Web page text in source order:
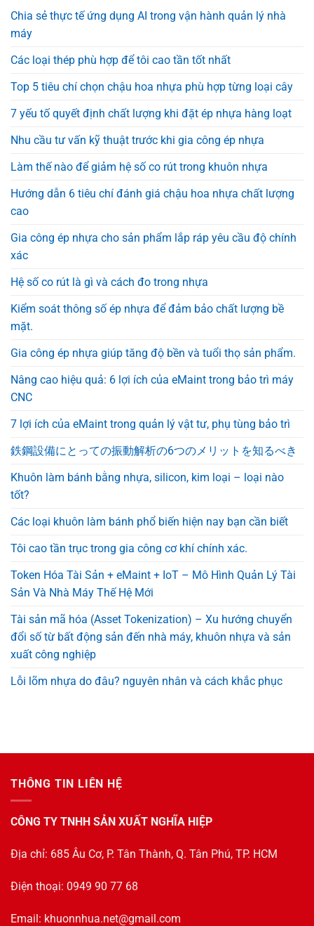
Chia sẻ thực tế ứng dụng AI trong vận hành quản lý nhà
máy
Các loại thép phù hợp để tôi cao tần tốt nhất
Top 5 tiêu chí chọn chậu hoa nhựa phù hợp từng loại cây
7 yếu tố quyết định chất lượng khi đặt ép nhựa hàng loạt
Nhu cầu tư vấn kỹ thuật trước khi gia công ép nhựa
Làm thế nào để giảm hệ số co rút trong khuôn nhựa
Hướng dẫn 6 tiêu chí đánh giá chậu hoa nhựa chất lượng
cao
Gia công ép nhựa cho sản phẩm lắp ráp yêu cầu độ chính
xác
Hệ số co rút là gì và cách đo trong nhựa
Kiểm soát thông số ép nhựa để đảm bảo chất lượng bề
mặt.
Gia công ép nhựa giúp tăng độ bền và tuổi thọ sản phẩm.
Nâng cao hiệu quả: 6 lợi ích của eMaint trong bảo trì máy
CNC
7 lợi ích của eMaint trong quản lý vật tư, phụ tùng bảo trì
鉄鋼設備にとっての振動解析の6つのメリットを知るべき
Khuôn làm bánh bằng nhựa, silicon, kim loại – loại nào
tốt?
Các loại khuôn làm bánh phổ biến hiện nay bạn cần biết
Tôi cao tần trục trong gia công cơ khí chính xác.
Token Hóa Tài Sản + eMaint + IoT – Mô Hình Quản Lý Tài
Sản Và Nhà Máy Thế Hệ Mới
Tài sản mã hóa (Asset Tokenization) – Xu hướng chuyển
đổi số từ bất động sản đến nhà máy, khuôn nhựa và sản
xuất công nghiệp
Lỗi lõm nhựa do đâu? nguyên nhân và cách khắc phục
THÔNG TIN LIÊN HỆ
CÔNG TY TNHH SẢN XUẤT NGHĨA HIỆP
Địa chỉ: 685 Âu Cơ, P. Tân Thành, Q. Tân Phú, TP. HCM
Điện thoại: 0949 90 77 68
Email: khuonnhua.net@gmail.com